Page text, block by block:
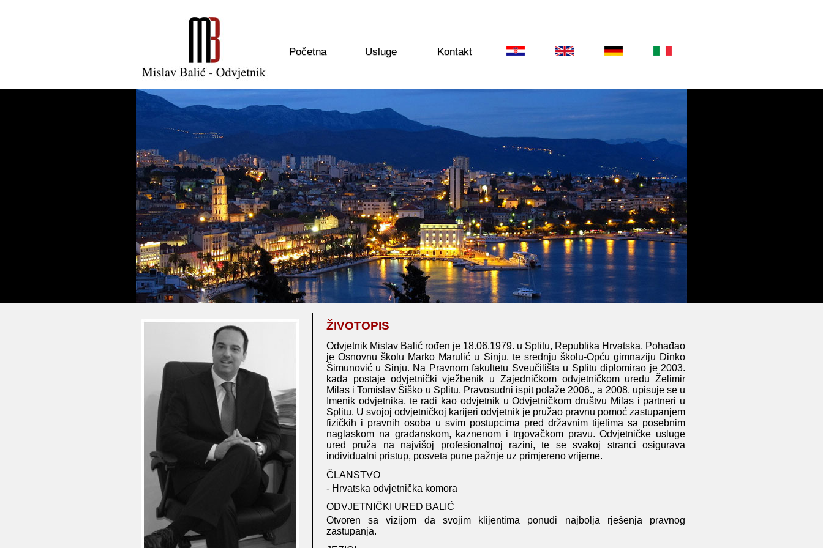
Početna Usluge Kontakt
ŽIVOTOPIS
Odvjetnik Mislav Balić rođen je 18.06.1979. u Splitu, Republika Hrvatska. Pohađao
je Osnovnu školu Marko Marulić u Sinju, te srednju školu-Opću gimnaziju Dinko
Šimunović u Sinju. Na Pravnom fakultetu Sveučilišta u Splitu diplomirao je 2003.
kada postaje odvjetnički vježbenik u Zajedničkom odvjetničkom uredu Želimir
Milas i Tomislav Šiško u Splitu. Pravosudni ispit polaže 2006., a 2008. upisuje se u
Imenik odvjetnika, te radi kao odvjetnik u Odvjetničkom društvu Milas i partneri u
Splitu. U svojoj odvjetničkoj karijeri odvjetnik je pružao pravnu pomoć zastupanjem
fizičkih i pravnih osoba u svim postupcima pred državnim tijelima sa posebnim
naglaskom na građanskom, kaznenom i trgovačkom pravu. Odvjetničke usluge
ured pruža na najvišoj profesionalnoj razini, te se svakoj stranci osigurava
individualni pristup, posveta pune pažnje uz primjereno vrijeme.
ČLANSTVO
- Hrvatska odvjetnička komora
ODVJETNIČKI URED BALIĆ
Otvoren sa vizijom da svojim klijentima ponudi najbolja rješenja pravnog
zastupanja.